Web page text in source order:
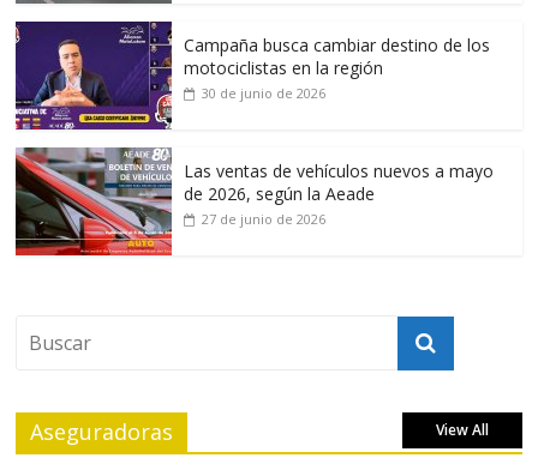
Campaña busca cambiar destino de los
motociclistas en la región
30 de junio de 2026
Las ventas de vehículos nuevos a mayo
de 2026, según la Aeade
27 de junio de 2026
Aseguradoras View All